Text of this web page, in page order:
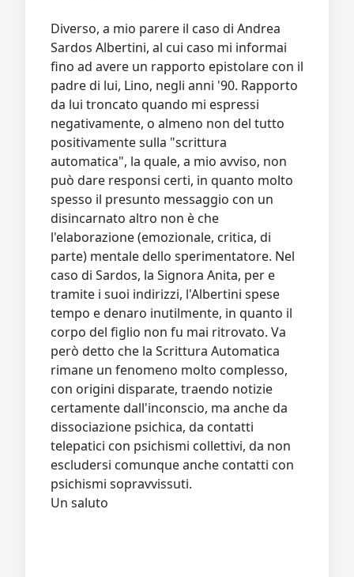
Diverso, a mio parere il caso di Andrea
Sardos Albertini, al cui caso mi informai
fino ad avere un rapporto epistolare con il
padre di lui, Lino, negli anni '90. Rapporto
da lui troncato quando mi espressi
negativamente, o almeno non del tutto
positivamente sulla "scrittura
automatica", la quale, a mio avviso, non
può dare responsi certi, in quanto molto
spesso il presunto messaggio con un
disincarnato altro non è che
l'elaborazione (emozionale, critica, di
parte) mentale dello sperimentatore. Nel
caso di Sardos, la Signora Anita, per e
tramite i suoi indirizzi, l'Albertini spese
tempo e denaro inutilmente, in quanto il
corpo del figlio non fu mai ritrovato. Va
però detto che la Scrittura Automatica
rimane un fenomeno molto complesso,
con origini disparate, traendo notizie
certamente dall'inconscio, ma anche da
dissociazione psichica, da contatti
telepatici con psichismi collettivi, da non
escludersi comunque anche contatti con
psichismi sopravvissuti.
Un saluto